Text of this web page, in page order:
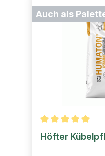
Auch als
Durchschnittliche
Höfter